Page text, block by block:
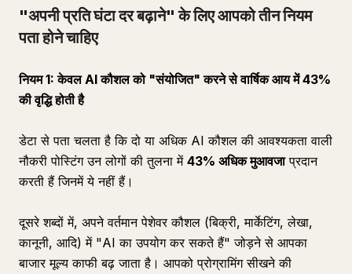
"अपनी प्रति घंटा दर बढ़ाने" के लिए आपको तीन नियम
पता होने चाहिए
नियम 1: केवल AI कौशल को "संयोजित" करने से वार्षिक आय में 43%
की वृद्धि होती है
डेटा से पता चलता है कि दो या अधिक AI कौशल की आवश्यकता वाली
नौकरी पोस्टिंग उन लोगों की तुलना में 43% अधिक मुआवजाप्रदान
करती हैं जिनमें ये नहीं हैं।
दूसरे शब्दों में, अपने वर्तमान पेशेवर कौशल (बिक्री, मार्केटिंग, लेखा,
कानूनी, आदि) में "AI का उपयोग कर सकते हैं" जोड़ने से आपका
बाजार मूल्य काफी बढ़ जाता है। आपको प्रोग्रामिंग सीखने की